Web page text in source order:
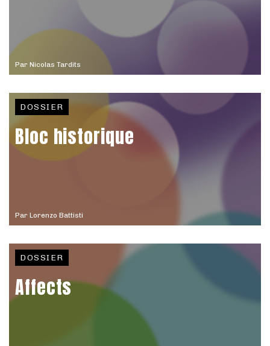
Par Nicolas Tardits
Par Lorenzo Battisti
DOSSIER
Bloc historique
DOSSIER
Affects